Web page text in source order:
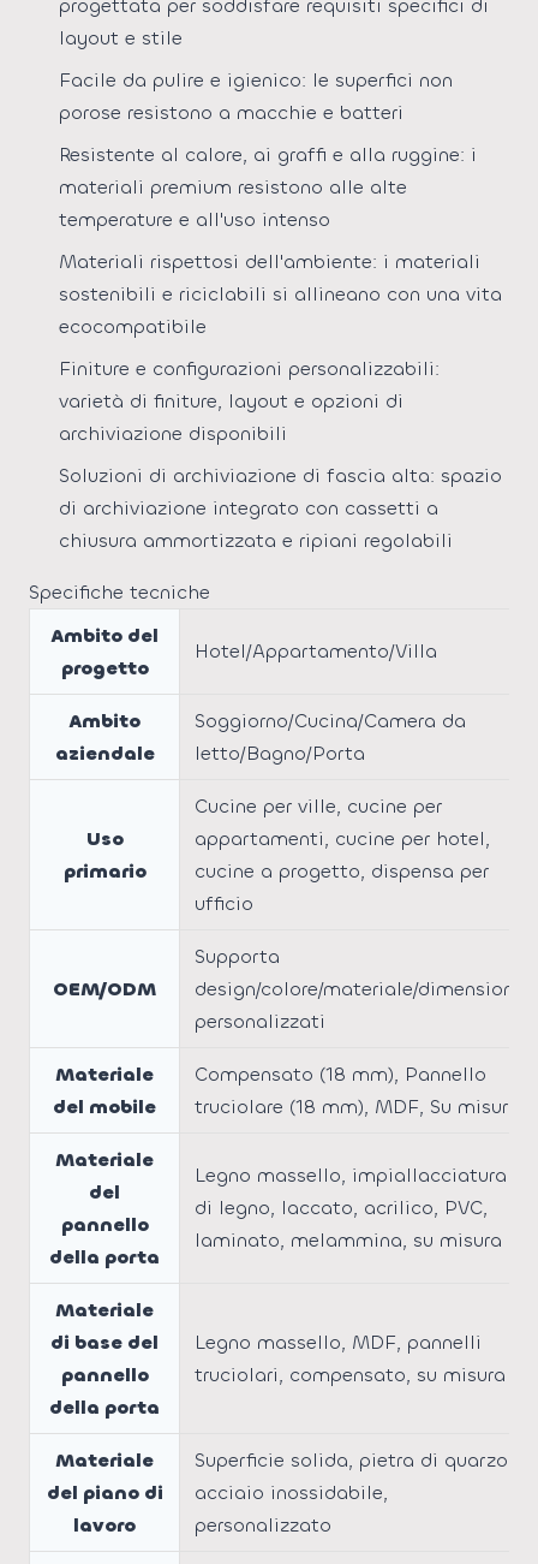
progettata per soddisfare requisiti specifici di
layout e stile
Facile da pulire e igienico: le superfici non
porose resistono a macchie e batteri
Resistente al calore, ai graffi e alla ruggine: i
materiali premium resistono alle alte
temperature e all'uso intenso
Materiali rispettosi dell'ambiente: i materiali
sostenibili e riciclabili si allineano con una vita
ecocompatibile
Finiture e configurazioni personalizzabili:
varietà di finiture, layout e opzioni di
archiviazione disponibili
Soluzioni di archiviazione di fascia alta: spazio
di archiviazione integrato con cassetti a
chiusura ammortizzata e ripiani regolabili
Specifiche tecniche
Ambito del
progetto
Hotel/Appartamento/Villa
Ambito
aziendale
Soggiorno/Cucina/Camera da
letto/Bagno/Porta
Uso
primario
Cucine per ville, cucine per
appartamenti, cucine per hotel,
cucine a progetto, dispensa per
ufficio
OEM/ODM
Supporta
design/colore/materiale/dimensioni
personalizzati
Materiale
del mobile
Compensato (18 mm), Pannello
truciolare (18 mm), MDF, Su misura
Materiale
del
pannello
della porta
Legno massello, impiallacciatura
di legno, laccato, acrilico, PVC,
laminato, melammina, su misura
Materiale
di base del
pannello
della porta
Legno massello, MDF, pannelli
truciolari, compensato, su misura
Materiale
del piano di
lavoro
Superficie solida, pietra di quarzo,
acciaio inossidabile,
personalizzato